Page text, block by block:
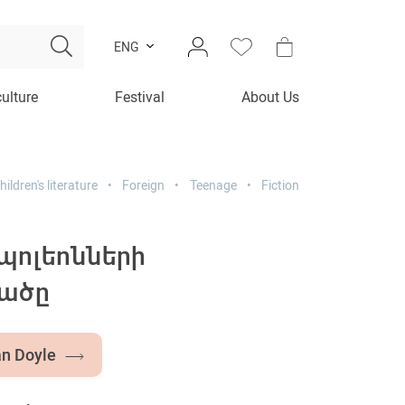
ENG
Festival About Us
literature Foreign Teenage Fiction
Doyle